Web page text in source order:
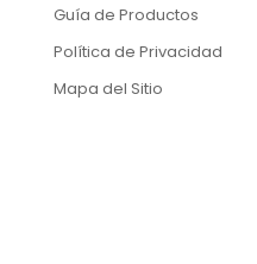
Guía de Productos
Política de Privacidad
Mapa del Sitio